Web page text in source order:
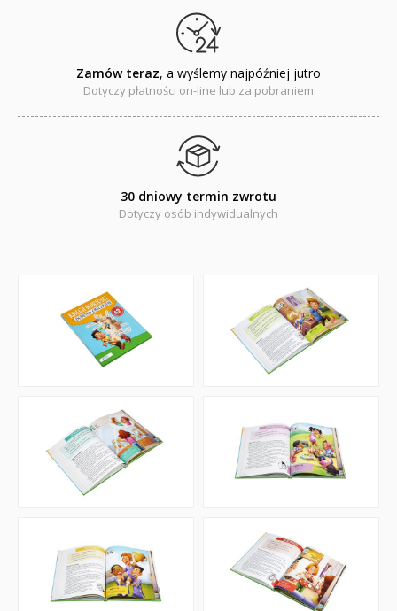
Promocje
QUIZY I ŁAMIGŁÓWKI NA WAKACJE -35%
PROMOCJA ZESTAWY STARTOWE KAKADU
DLA DZIECI
Zamów teraz, a wyślemy najpóźniej jutro
Dotyczy płatności on-line lub za pobraniem
30 dniowy termin zwrotu
Dotyczy osób indywidualnych